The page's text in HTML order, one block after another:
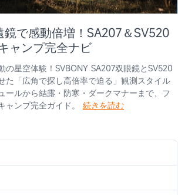
で感動倍増！SA207＆SV520
ャンプ完全ナビ
の星空体験！SVBONY SA207双眼鏡とSV520
た「広角で探し高倍率で迫る」観測スタイル
ールから結露・防寒・ダークマナーまで、フ
ャンプ完全ガイド。 続きを読む